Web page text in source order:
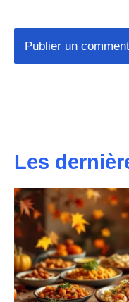
Les